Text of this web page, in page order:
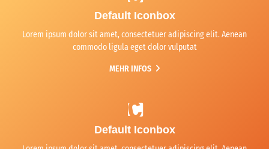
Default Iconbox
Lorem ipsum dolor sit amet, consectetuer adipiscing elit. Aenean
commodo ligula eget dolor vulputat
MEHR INFOS
Default Iconbox